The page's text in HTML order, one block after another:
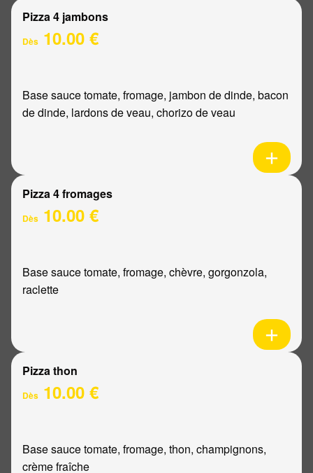
Pizza 4 jambons
Dès 10.00 €
Base sauce tomate, fromage, jambon de dinde, bacon
de dinde, lardons de veau, chorizo de veau
Pizza 4 fromages
Dès 10.00 €
Base sauce tomate, fromage, chèvre, gorgonzola,
raclette
Pizza thon
Dès 10.00 €
Base sauce tomate, fromage, thon, champignons,
crème fraîche